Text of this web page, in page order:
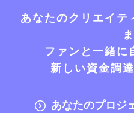
あなたのクリエイテ
ファンと一緒に
新しい資金調
あなたのプロジ